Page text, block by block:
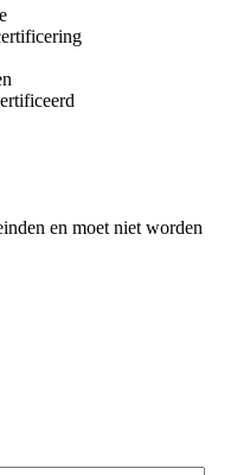
en moet niet worden